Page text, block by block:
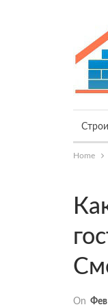
Home
On Фев